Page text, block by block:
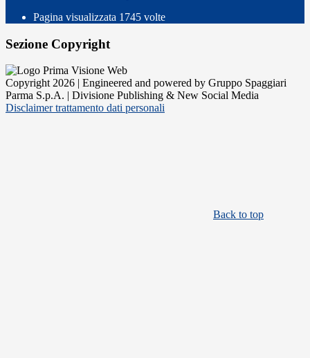
Pagina visualizzata 1745 volte
Sezione Copyright
Copyright 2026 | Engineered and powered by Gruppo Spaggiari
Parma S.p.A. | Divisione Publishing & New Social Media
Disclaimer trattamento dati personali
Back to top